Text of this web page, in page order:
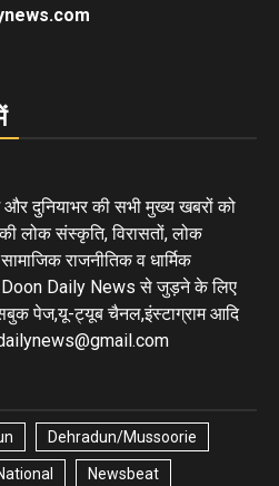
दुनियाभर की सभी मुख्य खबरों को
लोक संस्कृति, विरासतों, लोक
राजनीतिक व धार्मिक
Doon Daily News से जुड़ने के लिए
पेज,यू-ट्यूब चैनल,इंस्टाग्राम आदि
Dehradun/Mussoorie
Newsbeat